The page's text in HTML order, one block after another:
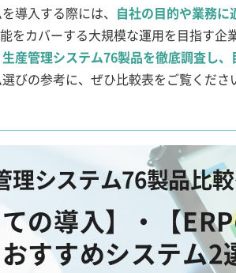
導入する際には、 自社の目的や業務
をカバーする大規模な運用を目指す企
生産管理システム76製品を徹底調査し
びの参考に、ぜひ比較表をご覧くださ
理システム76製品比
ての導入】・【
すすめシステム2